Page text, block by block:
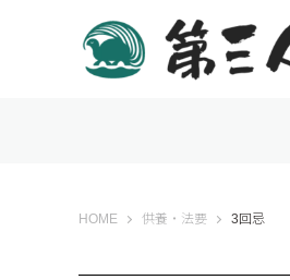
HOME 第三人生 〜寄り道の歩き方
供養・法要 3回忌